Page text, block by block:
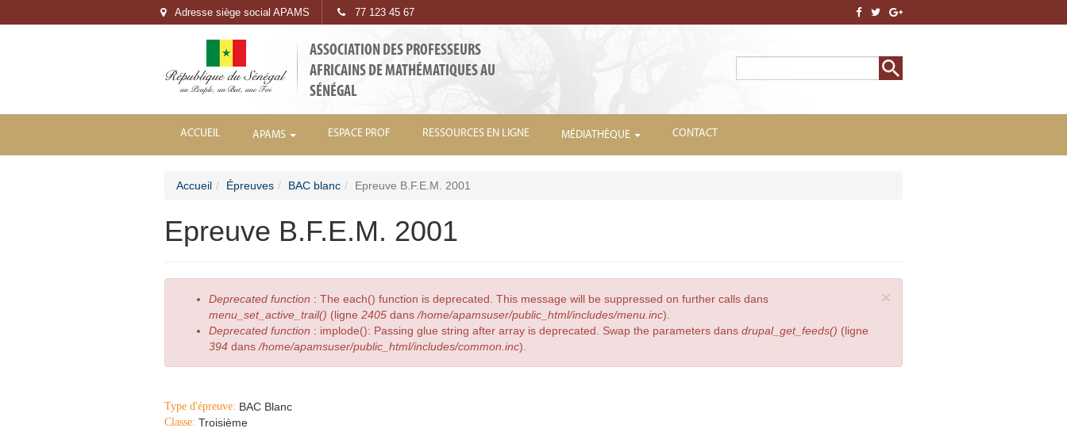
Adresse siège social APAMS 77 123 45 67
ASSOCIATION DES PROFESSEURS
AFRICAINS DE MATHÉMATIQUES AU
SÉNÉGAL
Formulaire de
recherche
ACCUEIL APAMS ESPACE PROF RESSOURCES EN LIGNE MÉDIATHÈQUE CONTACT
Accueil Épreuves BAC blanc Epreuve B.F.E.M. 2001
Epreuve B.F.E.M. 2001
×
Deprecated function : The each() function is deprecated. This message will be suppressed on further calls dans
menu_set_active_trail() (ligne 2405 dans /home/apamsuser/public_html/includes/menu.inc).
Deprecated function : implode(): Passing glue string after array is deprecated. Swap the parameters dans drupal_get_feeds() (ligne
394 dans /home/apamsuser/public_html/includes/common.inc).
Type d'épreuve: BAC Blanc
Classe: Troisième